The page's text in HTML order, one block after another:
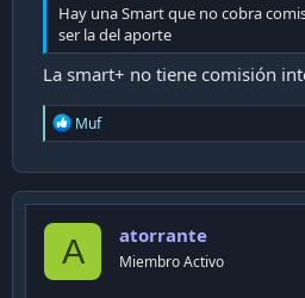
Hay una Smart que no cobra
ser la del aporte
La smart+ no tiene comisión
R
e
c
t
o
n
Muf
A atorrante
Miembro Activo